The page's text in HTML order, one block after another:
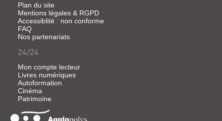
Plan du site
Mentions légales & RGPD
Accessiblité : non conforme
FAQ
Nos partenariats
24/24
Mon compte lecteur
Livres numériques
Autoformation
Cinéma
Patrimoine